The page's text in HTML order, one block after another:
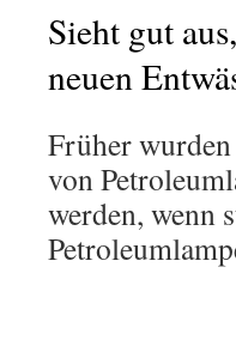
Sieht gut
neuen
Früher
von
werden, wenn